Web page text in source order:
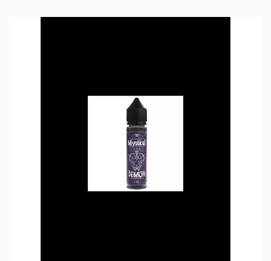
Innokin Zenith 2 Clearomizer Set
Innokin Zlide Top Tank Clearomizer Set